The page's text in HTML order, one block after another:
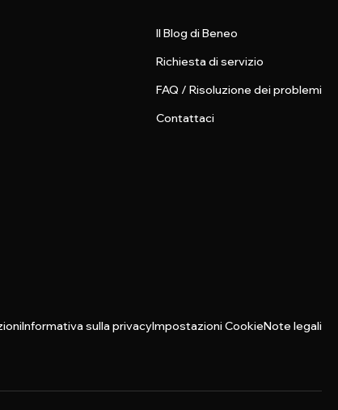
Il Blog di Beneo
Richiesta di servizio
FAQ / Risoluzione dei problemi
Contattaci
Informativa sulla privacyImpostazioni CookieNote legali